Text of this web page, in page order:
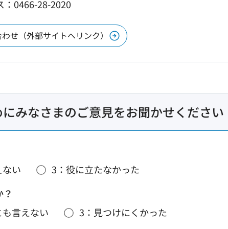
：0466-28-2020
せ（外部サイトへリンク）
みなさまのご意見をお聞かせください
い
3：役に立たなかった
言えない 3：見つけにくかった